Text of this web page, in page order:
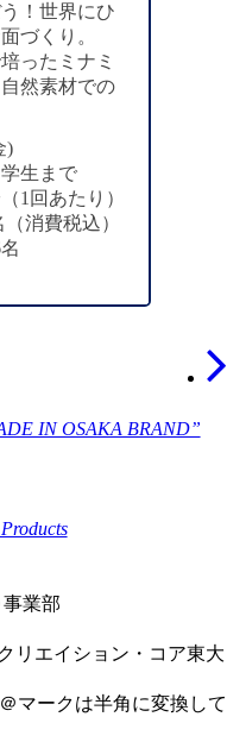
！世界にひ
づくり。
ったミナミ
然素材での
)
生まで
1回あたり）
消費税込）
IN OSAKA BRAND”
業部
リエイション・コア東大
＠マークは半角に変換して